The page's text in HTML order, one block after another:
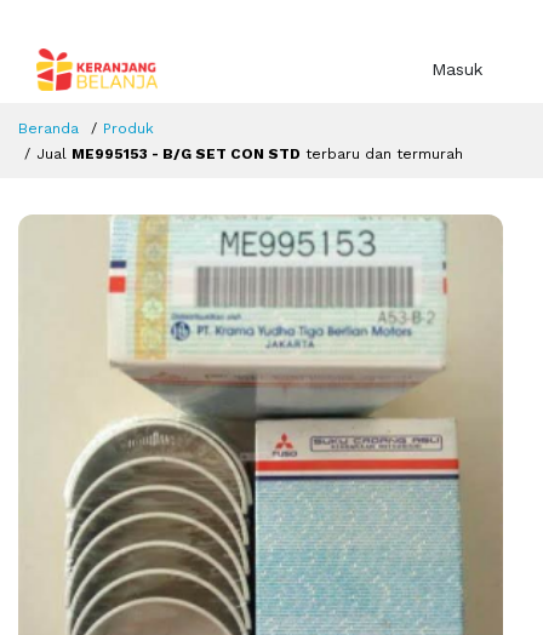
Masuk
Beranda
Produk
Jual ME995153 - B/G SET CON STD terbaru dan termurah